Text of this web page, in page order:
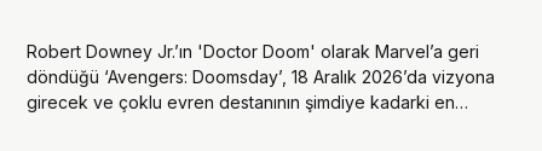
Robert Downey Jr.’ın 'Doctor Doom' olarak Marvel’a geri
döndüğü ‘Avengers: Doomsday’, 18 Aralık 2026’da vizyona
girecek ve çoklu evren destanının şimdiye kadarki en